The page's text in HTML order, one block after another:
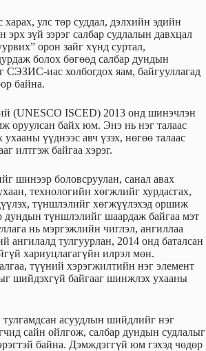
улс төр суддал, дэлхийн эдийн
зүй зэрэг салбар судлалын давхцал
орон зайг хүнд суртал,
болох бөгөөд салбар дундын
СЭЗИС-иас холбогдох яам, байгууллагад
байна.
(UNESCO ISCED) 2013 онд шинэчлэн
оруулсан байх юм. Энэ нь нэг талаас
үүднээс авч үзэх, нөгөө талаас
илтгэж байгаа хэрэг.
шинээр боловсруулан, санал авах
технологийн хөгжлийг хурдасгах,
түншлэлийг хөгжүүлэхэд оршиж
дундын түншлэлийг шаардаж байгаа мэт
нь мэргэжлийн чиглэл, ангиллаа
тулгуурлан, 2014 онд баталсан
хариуцлагагүйн илрэл мөн.
түүний хэрэгжилтийн нэг элемент
шийдэхгүй байгааг шинжлэх ухааны
асуудлын шийдлийг нэг
сайн ойлгож, салбар дундын судлалыг
байна. Дэмждэггүй юм гэхэд чөдөр